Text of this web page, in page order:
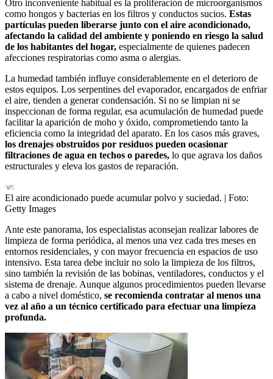
Otro inconveniente habitual es la proliferación de microorganismos
como hongos y bacterias en los filtros y conductos sucios. Estas
partículas pueden liberarse junto con el aire acondicionado,
afectando la calidad del ambiente y poniendo en riesgo la salud
de los habitantes del hogar, especialmente de quienes padecen
afecciones respiratorias como asma o alergias.
La humedad también influye considerablemente en el deterioro de
estos equipos. Los serpentines del evaporador, encargados de enfriar
el aire, tienden a generar condensación. Si no se limpian ni se
inspeccionan de forma regular, esa acumulación de humedad puede
facilitar la aparición de moho y óxido, comprometiendo tanto la
eficiencia como la integridad del aparato. En los casos más graves,
los drenajes obstruidos por residuos pueden ocasionar
filtraciones de agua en techos o paredes, lo que agrava los daños
estructurales y eleva los gastos de reparación.
El aire acondicionado puede acumular polvo y suciedad. | Foto:
Getty Images
Ante este panorama, los especialistas aconsejan realizar labores de
limpieza de forma periódica, al menos una vez cada tres meses en
entornos residenciales, y con mayor frecuencia en espacios de uso
intensivo. Esta tarea debe incluir no solo la limpieza de los filtros,
sino también la revisión de las bobinas, ventiladores, conductos y el
sistema de drenaje. Aunque algunos procedimientos pueden llevarse
a cabo a nivel doméstico, se recomienda contratar al menos una
vez al año a un técnico certificado para efectuar una limpieza
profunda.